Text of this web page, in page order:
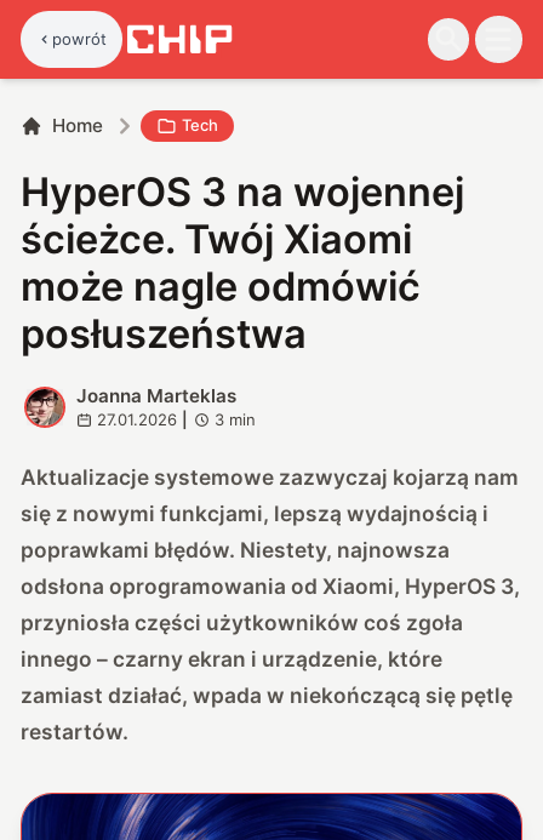
powrót
Home Tech
HyperOS 3 na wojennej
ścieżce. Twój Xiaomi
może nagle odmówić
posłuszeństwa
J
Joanna Marteklas
27.01.2026 3 min
Aktualizacje systemowe zazwyczaj kojarzą nam
się z nowymi funkcjami, lepszą wydajnością i
poprawkami błędów. Niestety, najnowsza
odsłona oprogramowania od Xiaomi, HyperOS 3,
przyniosła części użytkowników coś zgoła
innego – czarny ekran i urządzenie, które
zamiast działać, wpada w niekończącą się pętlę
restartów.